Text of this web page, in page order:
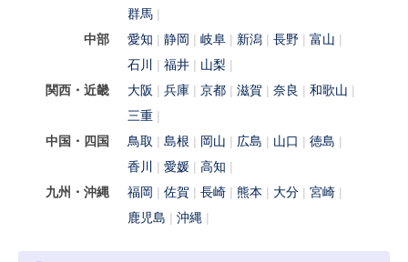
群馬
中部
愛知 静岡 岐阜 新潟 長野
富山
石川
福井
山梨
関西・近畿
大阪 兵庫 京都 滋賀 奈良
和歌山
三重
中国・四国
鳥取 島根 岡山 広島 山口
徳島
香川
愛媛
高知
九州・沖縄
福岡 佐賀 長崎 熊本 大分
宮崎
鹿児島
沖縄